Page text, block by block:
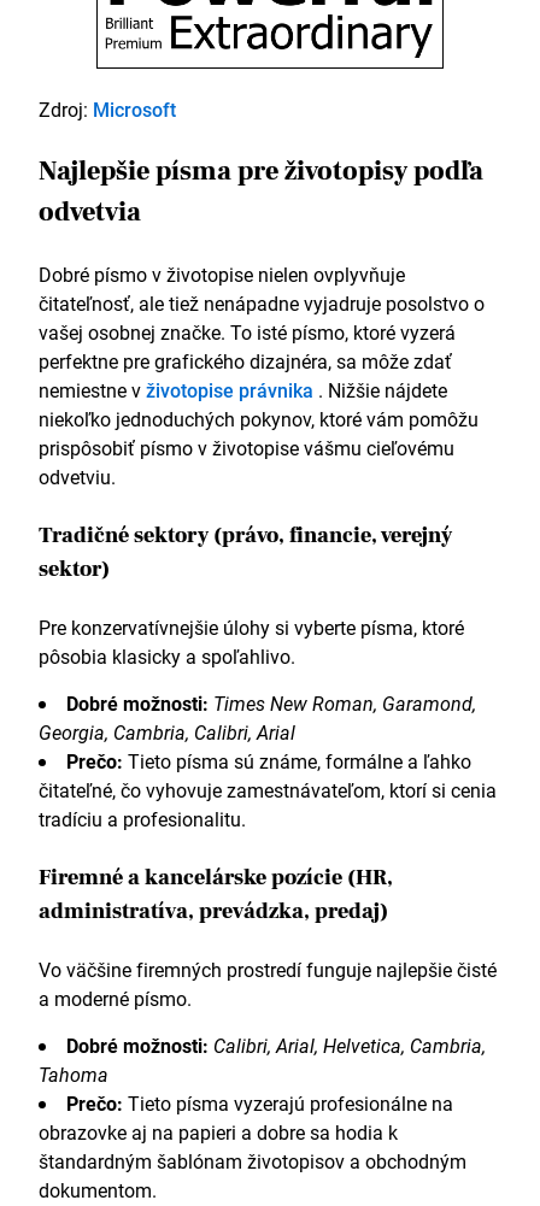
Zdroj: Microsoft
Najlepšie písma pre životopisy podľa
odvetvia
Dobré písmo v životopise nielen ovplyvňuje
čitateľnosť, ale tiež nenápadne vyjadruje posolstvo o
vašej osobnej značke. To isté písmo, ktoré vyzerá
perfektne pre grafického dizajnéra, sa môže zdať
nemiestne vživotopise právnika . Nižšie nájdete
niekoľko jednoduchých pokynov, ktoré vám pomôžu
prispôsobiť písmo v životopise vášmu cieľovému
odvetviu.
Tradičné sektory (právo, financie, verejný
sektor)
Pre konzervatívnejšie úlohy si vyberte písma, ktoré
pôsobia klasicky a spoľahlivo.
Dobré možnosti: Times New Roman, Garamond,
Georgia, Cambria, Calibri, Arial
Prečo: Tieto písma sú známe, formálne a ľahko
čitateľné, čo vyhovuje zamestnávateľom, ktorí si cenia
tradíciu a profesionalitu.
Firemné a kancelárske pozície (HR,
administratíva, prevádzka, predaj)
Vo väčšine firemných prostredí funguje najlepšie čisté
a moderné písmo.
Dobré možnosti: Calibri, Arial, Helvetica, Cambria,
Tahoma
Prečo: Tieto písma vyzerajú profesionálne na
obrazovke aj na papieri a dobre sa hodia k
štandardným šablónam životopisov a obchodným
dokumentom.